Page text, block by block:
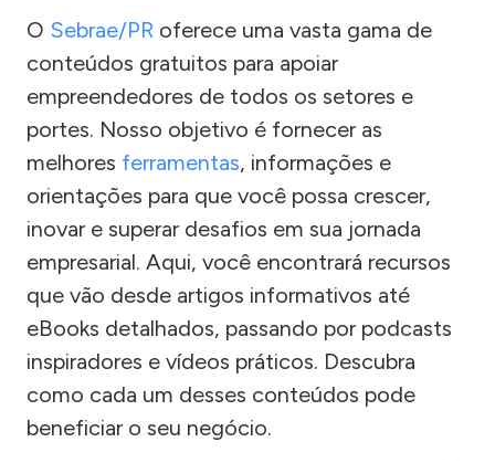
O Sebrae/PR oferece uma vasta gama de
conteúdos gratuitos para apoiar
empreendedores de todos os setores e
portes. Nosso objetivo é fornecer as
melhores ferramentas, informações e
orientações para que você possa crescer,
inovar e superar desafios em sua jornada
empresarial. Aqui, você encontrará recursos
que vão desde artigos informativos até
eBooks detalhados, passando por podcasts
inspiradores e vídeos práticos. Descubra
como cada um desses conteúdos pode
beneficiar o seu negócio.